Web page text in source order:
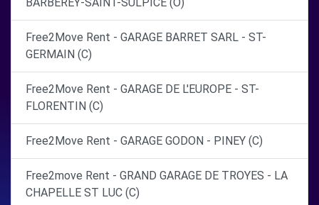
Free2Move Rent - GARAGE BARRET SARL - ST-
GERMAIN (C)
Free2Move Rent - GARAGE DE L'EUROPE - ST-
FLORENTIN (C)
Free2Move Rent - GARAGE GODON - PINEY (C)
Free2move Rent - GRAND GARAGE DE TROYES - LA
CHAPELLE ST LUC (C)